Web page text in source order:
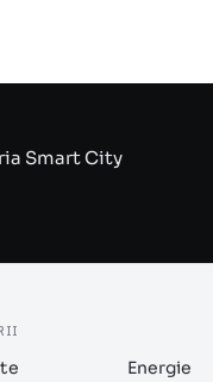
Smart City
Energie